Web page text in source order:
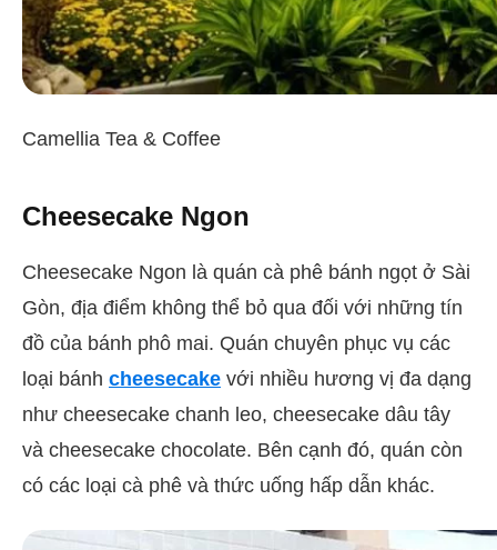
Camellia Tea & Coffee
Cheesecake Ngon
Cheesecake Ngon là quán cà phê bánh ngọt ở Sài
Gòn, địa điểm không thể bỏ qua đối với những tín
đồ của bánh phô mai. Quán chuyên phục vụ các
loại bánh cheesecake với nhiều hương vị đa dạng
như cheesecake chanh leo, cheesecake dâu tây
và cheesecake chocolate. Bên cạnh đó, quán còn
có các loại cà phê và thức uống hấp dẫn khác.